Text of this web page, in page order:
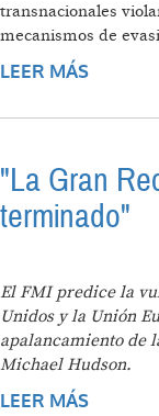
transnacionales
mecanismos de
LEER MÁS
"La Gran
terminado"
El FMI predice la
Unidos y la Unión
apalancamiento de
Michael Hudson.
LEER MÁS